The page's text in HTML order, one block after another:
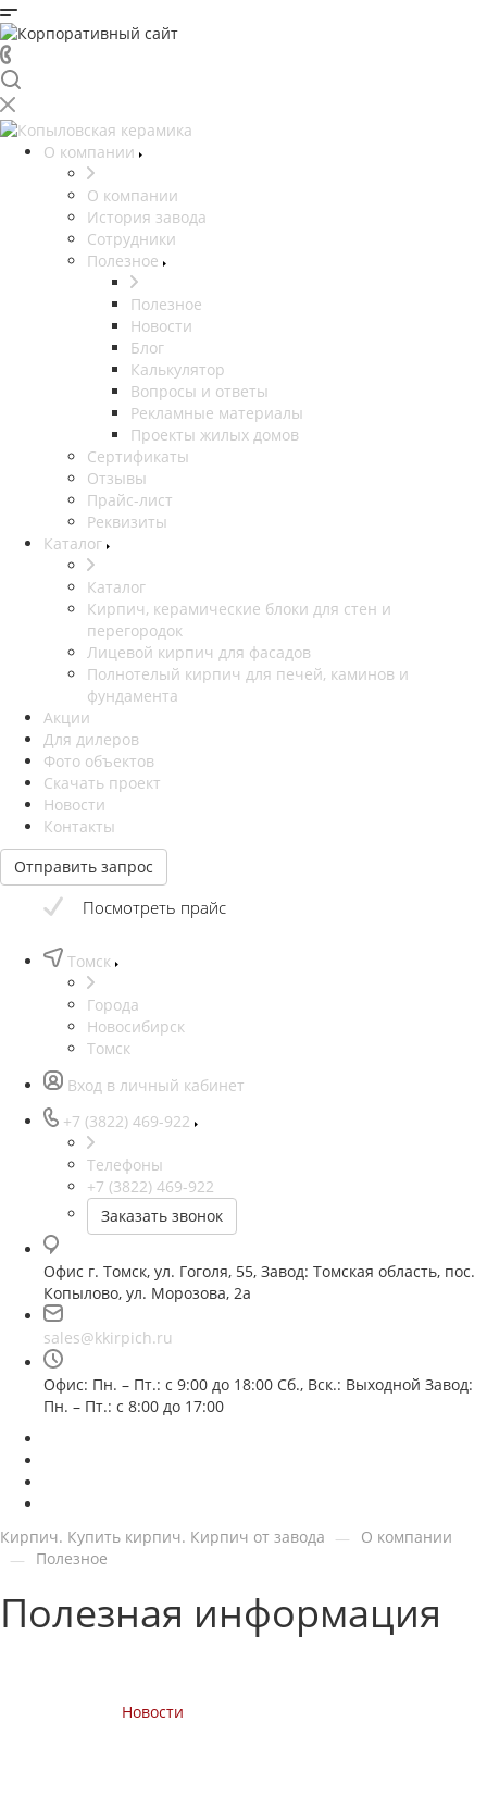
О компании
О компании
История завода
Сотрудники
Полезное
Полезное
Новости
Блог
Калькулятор
Вопросы и ответы
Рекламные материалы
Проекты жилых домов
Сертификаты
Отзывы
Прайс-лист
Реквизиты
Каталог
Каталог
Кирпич, керамические блоки для стен и
перегородок
Лицевой кирпич для фасадов
Полнотелый кирпич для печей, каминов и
фундамента
Акции
Для дилеров
Фото объектов
Скачать проект
Новости
Контакты
Отправить запрос
Посмотреть прайс
Томск
Города
Новосибирск
Томск
Вход в личный кабинет
+7 (3822) 469-922
Телефоны
+7 (3822) 469-922
Заказать звонок
Офис г. Томск, ул. Гоголя, 55, Завод: Томская область, пос.
Копылово, ул. Морозова, 2а
sales@kkirpich.ru
Офис: Пн. – Пт.: с 9:00 до 18:00 Сб., Вск.: Выходной Завод:
Пн. – Пт.: с 8:00 до 17:00
Кирпич. Купить кирпич. Кирпич от завода —
О компании
—
Полезное
Полезная информация
Новости